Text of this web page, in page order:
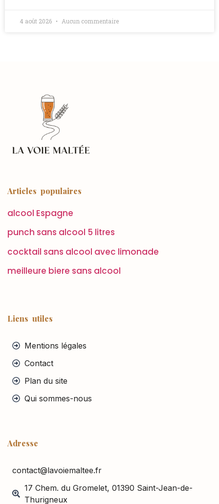
4 août 2026 Aucun commentaire
Articles populaires
alcool Espagne
punch sans alcool 5 litres
cocktail sans alcool avec limonade
meilleure biere sans alcool
Liens utiles
Mentions légales
Contact
Plan du site
Qui sommes-nous
Adresse
contact@lavoiemaltee.fr
17 Chem. du Gromelet, 01390 Saint-Jean-de-
Thurigneux